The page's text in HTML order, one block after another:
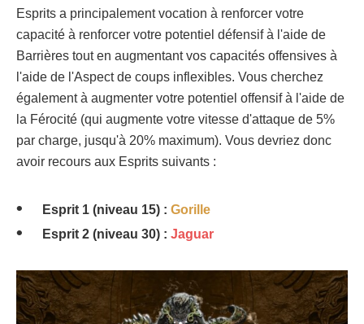
Esprits a principalement vocation à renforcer votre
capacité à renforcer votre potentiel défensif à l'aide de
Barrières tout en augmentant vos capacités offensives à
l'aide de l'Aspect de coups inflexibles. Vous cherchez
également à augmenter votre potentiel offensif à l'aide de
la Férocité (qui augmente votre vitesse d'attaque de 5%
par charge, jusqu'à 20% maximum). Vous devriez donc
avoir recours aux Esprits suivants :
Esprit 1 (niveau 15) : Gorille
Esprit 2 (niveau 30) : Jaguar